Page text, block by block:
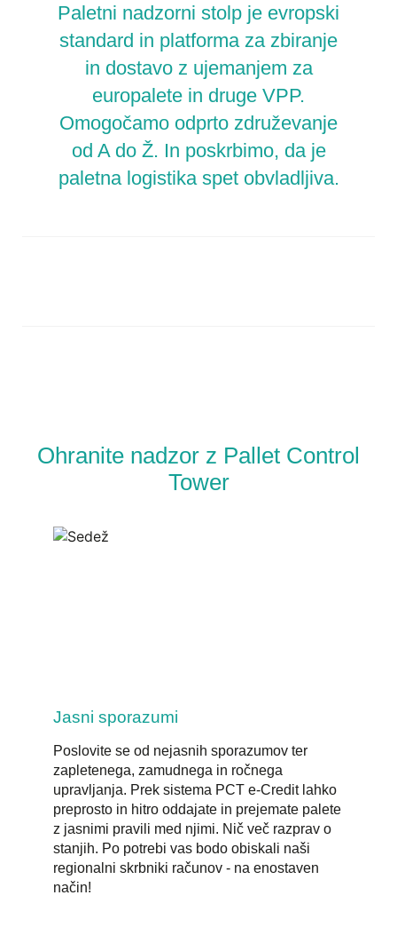
Paletni nadzorni stolp je evropski
standard in platforma za zbiranje
in dostavo z ujemanjem za
europalete in druge VPP.
Omogočamo odprto združevanje
od A do Ž. In poskrbimo, da je
paletna logistika spet obvladljiva.
Ohranite nadzor z Pallet Control
Tower
Jasni sporazumi
Poslovite se od nejasnih sporazumov ter
zapletenega, zamudnega in ročnega
upravljanja. Prek sistema PCT e-Credit lahko
preprosto in hitro oddajate in prejemate palete
z jasnimi pravili med njimi. Nič več razprav o
stanjih. Po potrebi vas bodo obiskali naši
regionalni skrbniki računov - na enostaven
način!